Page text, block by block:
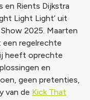
en Rients Dijkstra
Light Light’ uit
2025. Maarten
een regelrechte
heeft oprechte
en
geen pretenties,
van de Kick That